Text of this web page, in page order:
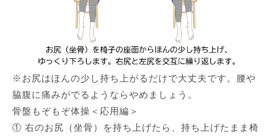
※お尻はほんの少し持ち上がるだけで大丈夫です。腰や
脇腹に痛みがでるようならやめましょう。
骨盤もぞもぞ体操＜応用編＞
① 右のお尻（坐骨）を持ち上げたら、持ち上げたまま椅